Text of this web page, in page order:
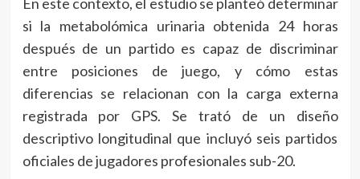
si la metabolómica urinaria obtenida 24 horas
después de un partido es capaz de discriminar
entre posiciones de juego, y cómo estas
diferencias se relacionan con la carga externa
registrada por GPS. Se trató de un diseño
descriptivo longitudinal que incluyó seis partidos
oficiales de jugadores profesionales sub-20.